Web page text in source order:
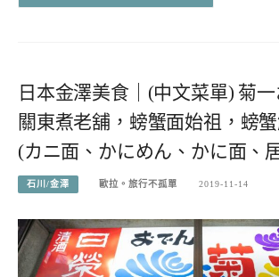
日本金澤美食｜(中文菜單) 菊
關東煮老舖，螃蟹面始祖，螃
(カニ面、かにめん、かに面、
石川/金澤 歐拉。旅行不孤單 2019-11-14